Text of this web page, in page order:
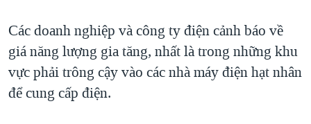
Các doanh nghiệp và công ty điện cảnh báo về
giá năng lượng gia tăng, nhất là trong những khu
vực phải trông cậy vào các nhà máy điện hạt nhân
để cung cấp điện.